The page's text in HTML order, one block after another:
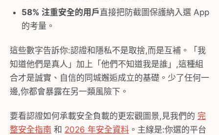
58% 注重安全的用戶直接把防截圖保護納入選 App
的考量。
這些數字告訴你:認證和隱私不是取捨,而是互補。「我
知道他們是真人」加上「他們不知道我是誰」,這種組
合才是誠實、自信的同城邂逅成立的基礎。少了任何一
邊,你都會暴露在另一類風險下。
要看認證如何承載安全負載的更宏觀圖景,見我們的 完
整安全指南 和 2026 年安全資料 。主線是:你選的平台